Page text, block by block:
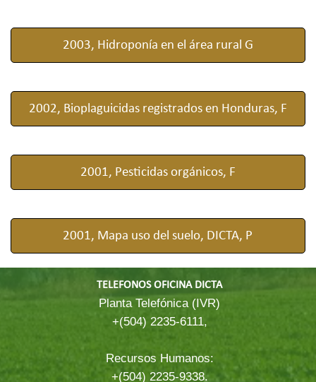
2003, Hidroponía en el área rural G
2002, Bioplaguicidas registrados en Honduras, F
2001, Pesticidas orgánicos, F
2001, Mapa uso del suelo, DICTA, P
TELEFONOS OFICINA DICTA
Planta Telefónica (IVR)
+(504) 2235-6111,
Recursos Humanos:
+(504) 2235-9338.